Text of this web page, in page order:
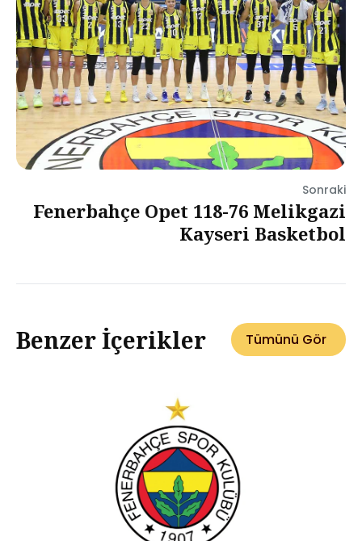
Sonraki
Fenerbahçe Opet 118-76 Melikgazi
Kayseri Basketbol
Benzer İçerikler Tümünü Gör